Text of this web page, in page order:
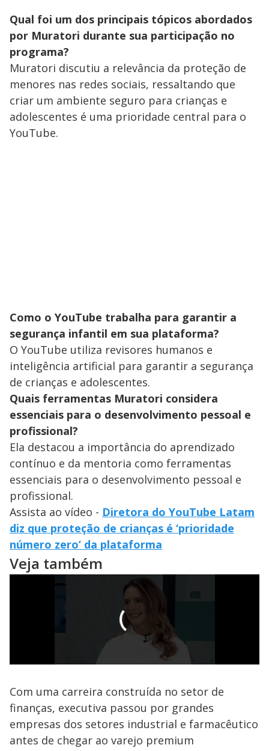
Qual foi um dos principais tópicos abordados
por Muratori durante sua participação no
programa?
Muratori discutiu a relevância da proteção de
menores nas redes sociais, ressaltando que
criar um ambiente seguro para crianças e
adolescentes é uma prioridade central para o
YouTube.
Como o YouTube trabalha para garantir a
segurança infantil em sua plataforma?
O YouTube utiliza revisores humanos e
inteligência artificial para garantir a segurança
de crianças e adolescentes.
Quais ferramentas Muratori considera
essenciais para o desenvolvimento pessoal e
profissional?
Ela destacou a importância do aprendizado
contínuo e da mentoria como ferramentas
essenciais para o desenvolvimento pessoal e
profissional.
Assista ao vídeo - Diretora do YouTube Latam
diz que proteção de crianças é ‘prioridade
número zero’ da plataforma
Veja também
Com uma carreira construída no setor de
finanças, executiva passou por grandes
empresas dos setores industrial e farmacêutico
antes de chegar ao varejo premium